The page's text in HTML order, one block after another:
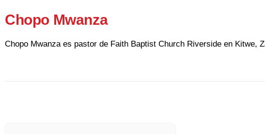
Chopo Mwanza
Chopo Mwanza es pastor de Faith Baptist Church Riverside en Kitwe,